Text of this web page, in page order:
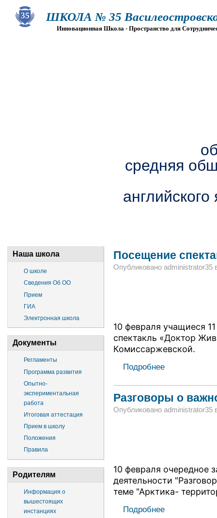
ШКОЛА № 35
Инновационная Школа - Пространство для
средняя
Наша школа
О школе
Сведения Об ОО
Прием
ГИА
Электронная школа
Документы
Регламенты
Программа развития
Опытно-
экспериментальная
работа
Итоговая аттестация
Прием в школу
Положения
Правила
Родителям
Информация о
вышестоящих
инстанциях
Посещение
Опубликовано administrator35
10 февраля учащиеся
спектакль «Доктор
Комиссаржевской.
Подробнее
Разговоры о
Опубликовано administrator35
10 февраля очередное
деятельности
теме "Арктика-
Подробнее